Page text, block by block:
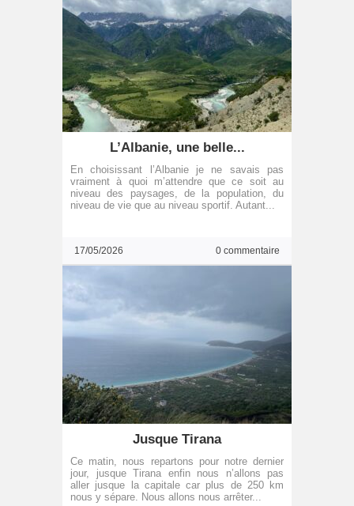
L’Albanie, une belle...
En choisissant l’Albanie je ne savais pas
vraiment à quoi m’attendre que ce soit au
niveau des paysages, de la population, du
niveau de vie que au niveau sportif. Autant...
17/05/2026 0 commentaire
Jusque Tirana
Ce matin, nous repartons pour notre dernier
jour, jusque Tirana enfin nous n’allons pas
aller jusque la capitale car plus de 250 km
nous y sépare. Nous allons nous arrêter...